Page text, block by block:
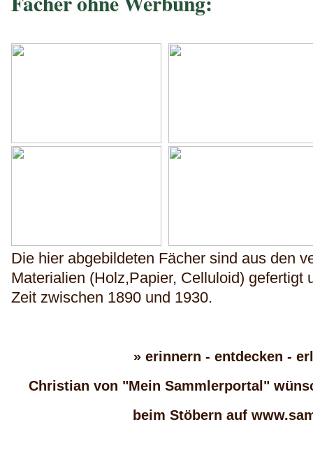
Die hier abgebildeten Fächer sind aus den
Materialien (Holz,Papier, Celluloid) gefertigt
Zeit zwischen 1890 und 1930.
» erinnern - entdecken -
Christian von "Mein Sammlerportal"
beim Stöbern auf